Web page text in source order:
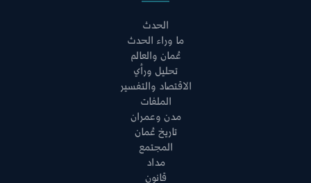
الحدث
ما وراء الحدث
عُمان والعالم
تحليل ورأي
الاقتصاد والتفسير
الملفات
مدن وعمران
تاريخ عُمان
المجتمع
مداد
قانون